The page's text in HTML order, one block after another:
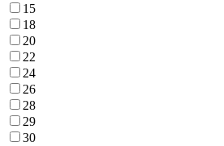
15
18
20
22
24
26
28
29
30